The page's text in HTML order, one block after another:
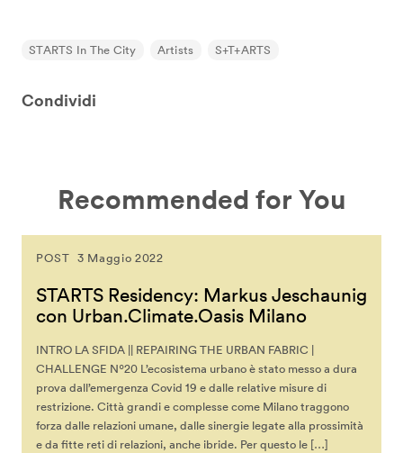
STARTS In The City Artists S+T+ARTS
Condividi
Recommended for You
POST 3 Maggio 2022
STARTS Residency: Markus Jeschaunig
con Urban.Climate.Oasis Milano
INTRO LA SFIDA || REPAIRING THE URBAN FABRIC |
CHALLENGE Nº20 L’ecosistema urbano è stato messo a dura
prova dall’emergenza Covid 19 e dalle relative misure di
restrizione. Città grandi e complesse come Milano traggono
forza dalle relazioni umane, dalle sinergie legate alla prossimità
e da fitte reti di relazioni, anche ibride. Per questo le […]